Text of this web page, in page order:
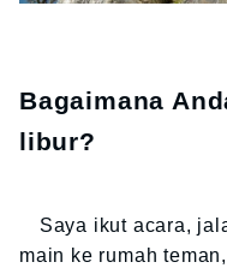
Bagaimana
libur?
Saya ikut acara,
main ke rumah